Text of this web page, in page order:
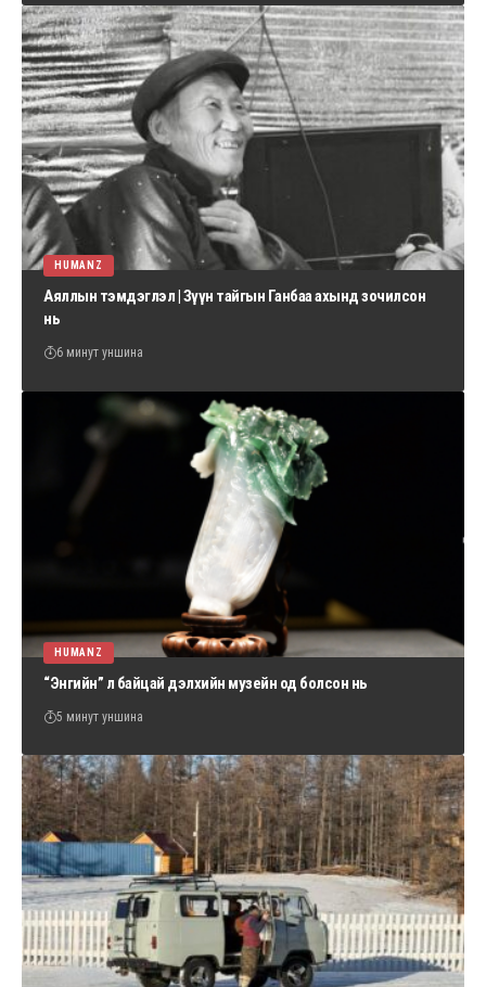
HUMANZ
Аяллын тэмдэглэл | Зүүн тайгын Ганбаа ахынд зочилсон
нь
6 минут уншина
HUMANZ
“Энгийн” л байцай дэлхийн музейн од болсон нь
5 минут уншина